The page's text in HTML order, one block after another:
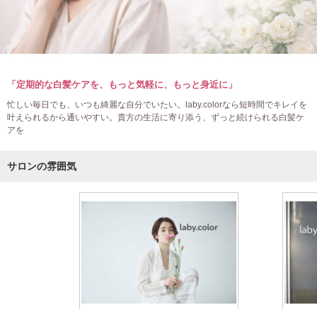
「定期的な白髪ケアを、もっと気軽に、もっと身近に」
忙しい毎日でも、いつも綺麗な自分でいたい。laby.colorなら短時間でキレイを
叶えられるから通いやすい。貴方の生活に寄り添う、ずっと続けられる白髪ケ
アを
サロンの雰囲気